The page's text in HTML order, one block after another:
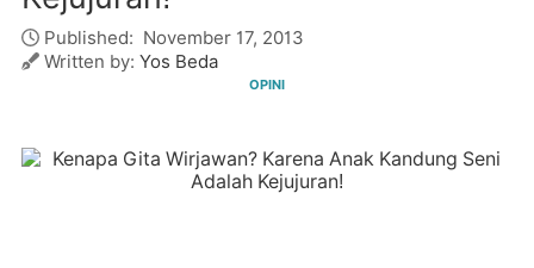
Published: November 17, 2013
Written by: Yos Beda
OPINI